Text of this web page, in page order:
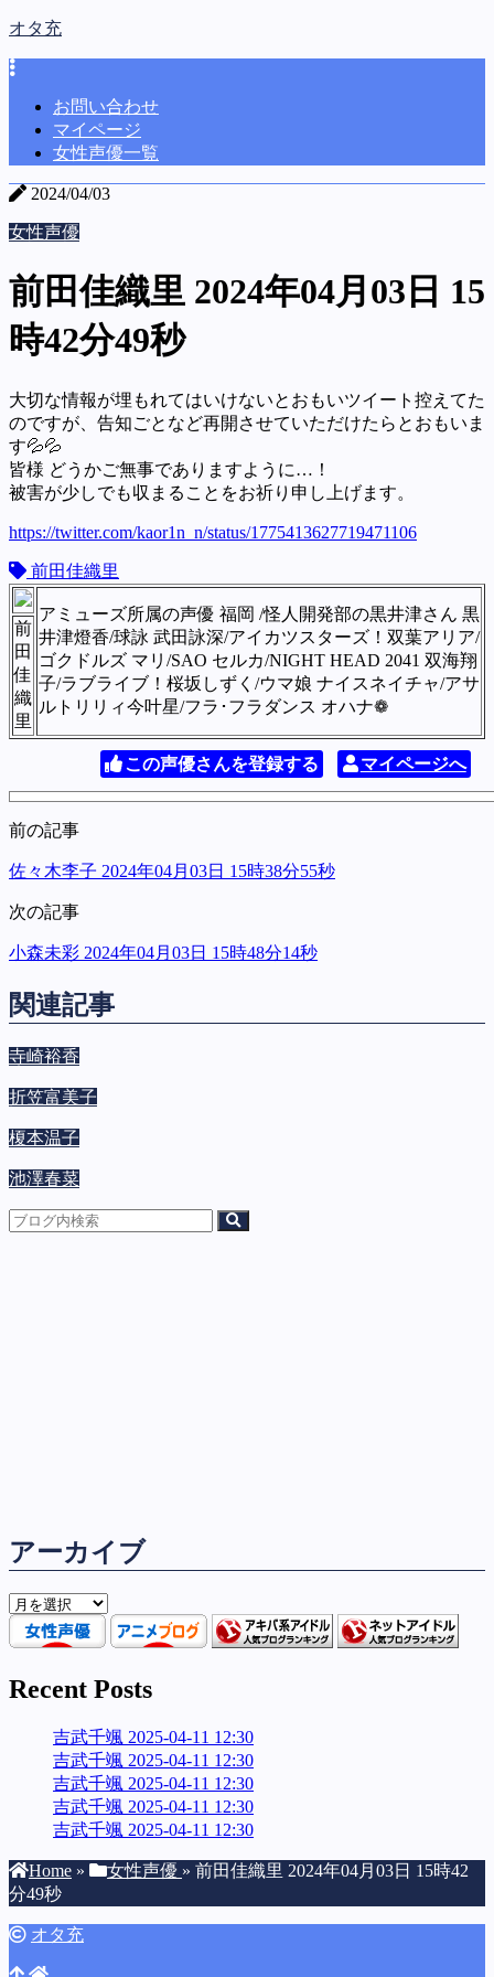
オタ充
お問い合わせ
マイページ
女性声優一覧
2024/04/03
女性声優
前田佳織里 2024年04月03日 15
時42分49秒
大切な情報が埋もれてはいけないとおもいツイート控えてた
のですが、告知ごとなど再開させていただけたらとおもいま
す💦💦
皆様 どうかご無事でありますように…！
被害が少しでも収まることをお祈り申し上げます。
https://twitter.com/kaor1n_n/status/1775413627719471106
前田佳織里
アミューズ所属の声優 福岡 /怪人開発部の黒井津さん 黒
井津燈香/球詠 武田詠深/アイカツスターズ！双葉アリア/
ゴクドルズ マリ/SAO セルカ/NIGHT HEAD 2041 双海翔
子/ラブライブ！桜坂しずく/ウマ娘 ナイスネイチャ/アサ
ルトリリィ今叶星/フラ･フラダンス オハナ❁
前
田
佳
織
里
この声優さんを登録する マイページへ
前の記事
佐々木李子 2024年04月03日 15時38分55秒
次の記事
小森未彩 2024年04月03日 15時48分14秒
関連記事
寺崎裕香
折笠富美子
榎本温子
池澤春菜
アーカイブ
ア
ー
カ
ブ
Recent Posts
吉武千颯 2025-04-11 12:30
吉武千颯 2025-04-11 12:30
吉武千颯 2025-04-11 12:30
吉武千颯 2025-04-11 12:30
吉武千颯 2025-04-11 12:30
Home » 女性声優 » 前田佳織里 2024年04月03日 15時42
分49秒
オタ充